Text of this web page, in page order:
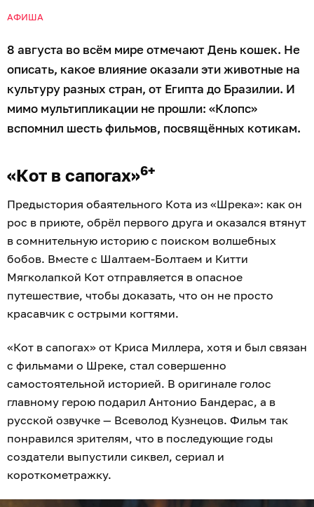
АФИША
8 августа во всём мире отмечают День кошек. Не
описать, какое влияние оказали эти животные на
культуру разных стран, от Египта до Бразилии. И
мимо мультипликации не прошли: «Клопс»
вспомнил шесть фильмов, посвящённых котикам.
«Кот в сапогах»6+
Предыстория обаятельного Кота из «Шрека»: как он
рос в приюте, обрёл первого друга и оказался втянут
в сомнительную историю с поиском волшебных
бобов. Вместе с Шалтаем-Болтаем и Китти
Мягколапкой Кот отправляется в опасное
путешествие, чтобы доказать, что он не просто
красавчик с острыми когтями.
«Кот в сапогах» от Криса Миллера, хотя и был связан
с фильмами о Шреке, стал совершенно
самостоятельной историей. В оригинале голос
главному герою подарил Антонио Бандерас, а в
русской озвучке — Всеволод Кузнецов. Фильм так
понравился зрителям, что в последующие годы
создатели выпустили сиквел, сериал и
короткометражку.